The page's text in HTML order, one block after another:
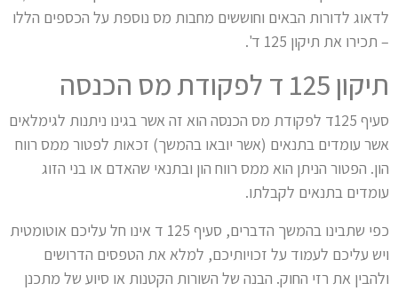
לדאוג לדורות הבאים וחוששים מחבות מס נוספת על הכספים הללו
– תכירו את תיקון 125 ד'.
תיקון 125 ד לפקודת מס הכנסה
סעיף 125ד לפקודת מס הכנסה הוא זה אשר בגינו ניתנות לגימלאים
אשר עומדים בתנאים (אשר יובאו בהמשך) זכאות לפטור ממס רווח
הון. הפטור הניתן הוא ממס רווח הון ובתנאי שהאדם או בני הזוג
עומדים בתנאים לקבלתו.
כפי שתבינו בהמשך הדברים, סעיף 125 ד אינו חל עליכם אוטומטית
ויש עליכם לעמוד על זכויותיכם, למלא את הטפסים הדרושים
ולהבין את רזי החוק. הבנה של השורות הקטנות או סיוע של מתכנן